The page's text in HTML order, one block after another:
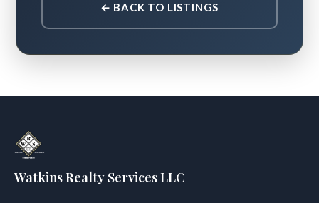
← BACK TO LISTINGS
Watkins Realty Services LLC